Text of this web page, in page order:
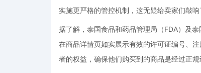
实施更严格的管控机制，这无疑给卖家们敲响
据了解，泰国食品和药品管理局（FDA）及
在商品详情页如实展示有效的许可证编号、
者的权益，确保他们购买到的商品是经过正规